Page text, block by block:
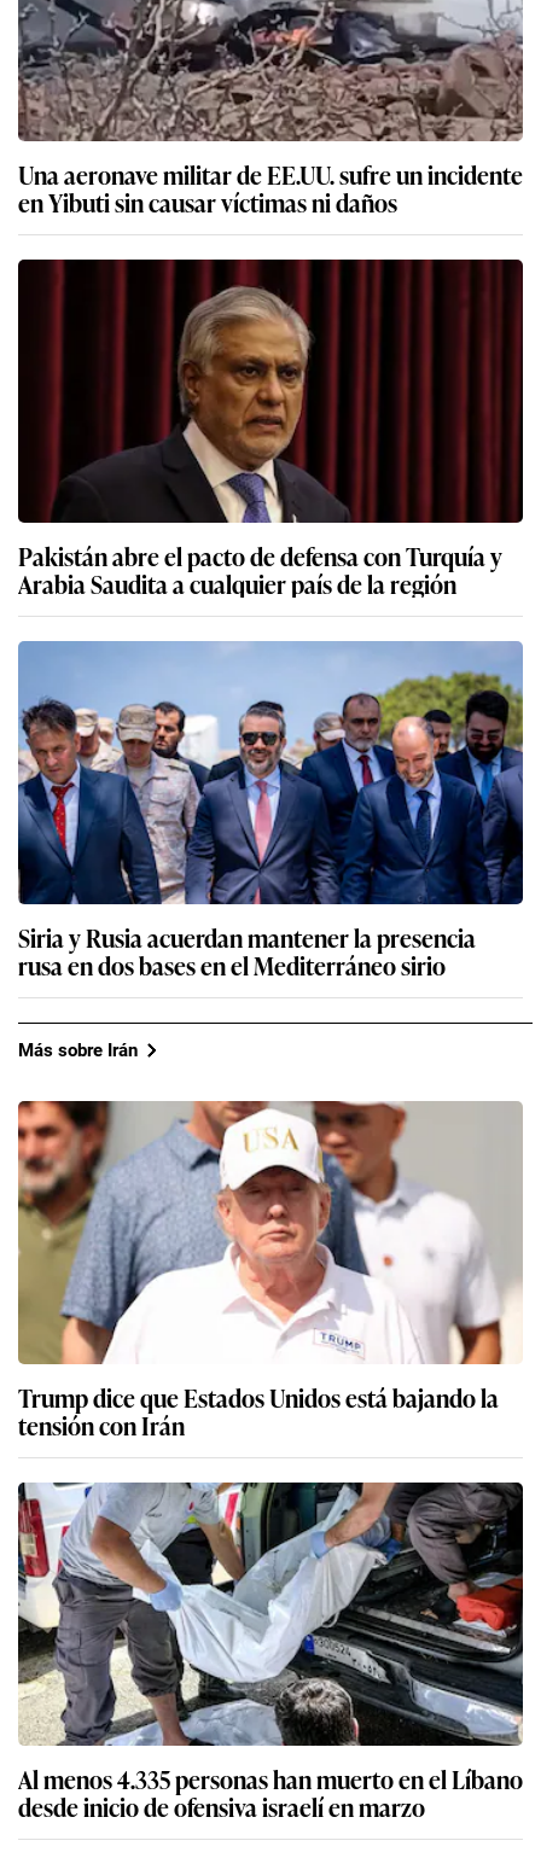
Una aeronave militar de EE.UU. sufre un incidente
en Yibuti sin causar víctimas ni daños
Pakistán abre el pacto de defensa con Turquía y
Arabia Saudita a cualquier país de la región
Siria y Rusia acuerdan mantener la presencia
rusa en dos bases en el Mediterráneo sirio
Más sobre Irán
Trump dice que Estados Unidos está bajando la
tensión con Irán
Al menos 4.335 personas han muerto en el Líbano
desde inicio de ofensiva israelí en marzo